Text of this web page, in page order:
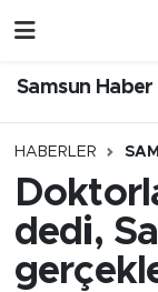
Samsun Haber
HABERLER
dedi,
Samsun
Samsun
Resmi
Samsun
SAMSUN
Samsun